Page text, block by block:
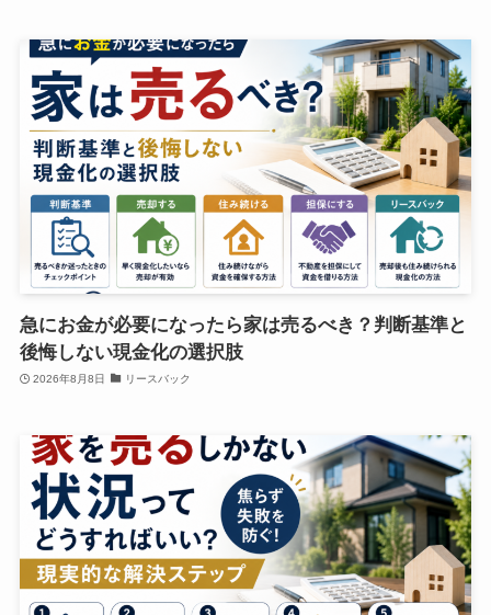
急にお金が必要になったら家は売るべき？判断基準と
後悔しない現金化の選択肢
2026年8月8日 リースバック